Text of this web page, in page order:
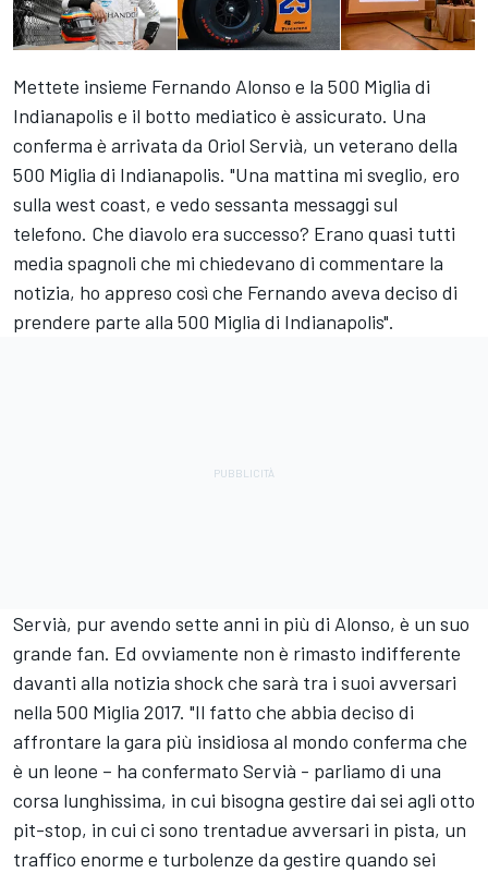
Mettete insieme Fernando Alonso e la 500 Miglia di
Indianapolis e il botto mediatico è assicurato. Una
conferma è arrivata da Oriol Servià, un veterano della
500 Miglia di Indianapolis. "Una mattina mi sveglio, ero
sulla west coast, e vedo sessanta messaggi sul
telefono. Che diavolo era successo? Erano quasi tutti
media spagnoli che mi chiedevano di commentare la
notizia, ho appreso così che Fernando aveva deciso di
prendere parte alla 500 Miglia di Indianapolis".
Servià, pur avendo sette anni in più di Alonso, è un suo
grande fan. Ed ovviamente non è rimasto indifferente
davanti alla notizia shock che sarà tra i suoi avversari
nella 500 Miglia 2017. "Il fatto che abbia deciso di
affrontare la gara più insidiosa al mondo conferma che
è un leone – ha confermato Servià - parliamo di una
corsa lunghissima, in cui bisogna gestire dai sei agli otto
pit-stop, in cui ci sono trentadue avversari in pista, un
traffico enorme e turbolenze da gestire quando sei